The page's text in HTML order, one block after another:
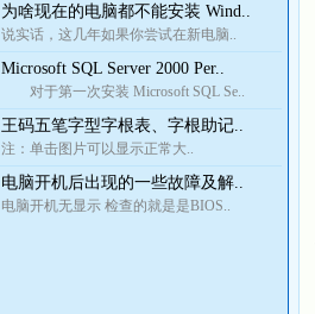
为啥现在的电脑都不能安装 Wind..
说实话，这几年如果你尝试在新电脑..
Microsoft SQL Server 2000 Per..
对于第一次安装 Microsoft SQL Se..
王码五笔字型字根表、字根助记..
注：单击图片可以显示正常大..
电脑开机后出现的一些故障及解..
电脑开机无显示 检查的就是是BIOS..